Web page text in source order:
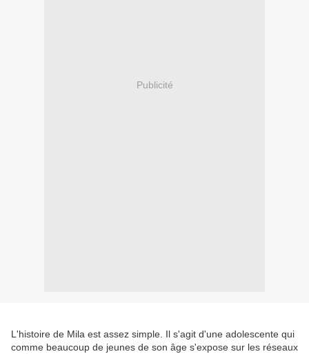
Publicité
L'histoire de Mila est assez simple. Il s'agit d'une adolescente qui
comme beaucoup de jeunes de son âge s'expose sur les réseaux